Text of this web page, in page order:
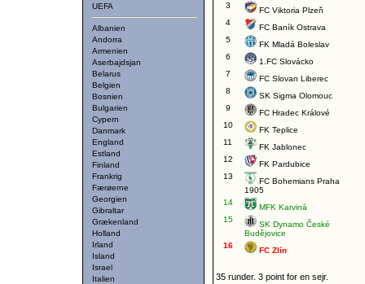
UEFA
Albanien
Andorra
Armenien
Aserbajdsjan
Belarus
Belgien
Bosnien
Bulgarien
Cypern
Danmark
England
Estland
Finland
Frankrig
Færøerne
Georgien
Gibraltar
Grækenland
Holland
Irland
Island
Israel
Italien
3
FC Viktoria Plzeň
4
FC Baník Ostrava
5
FK Mladá Boleslav
6
1.FC Slovácko
7
FC Slovan Liberec
8
SK Sigma Olomouc
9
FC Hradec Králové
10
FK Teplice
11
FK Jablonec
12
FK Pardubice
13
FC Bohemians Praha
1905
14
MFK Karviná
15
SK Dynamo České
Budějovice
16
FC Zlín
35 runder. 3 point for en sejr.